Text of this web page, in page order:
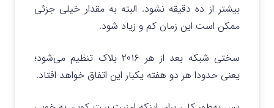
بیشتر از ده دقیقه نشود. البته به مقدار خیلی جزئی
ممکن است این زمان کم و زیاد شود.
سختی شبکه بعد از هر ۲۰۱۶ بلاک تنظیم می‌شود؛
یعنی حدودا هر دو هفته یکبار این اتفاق خواهد افتاد.